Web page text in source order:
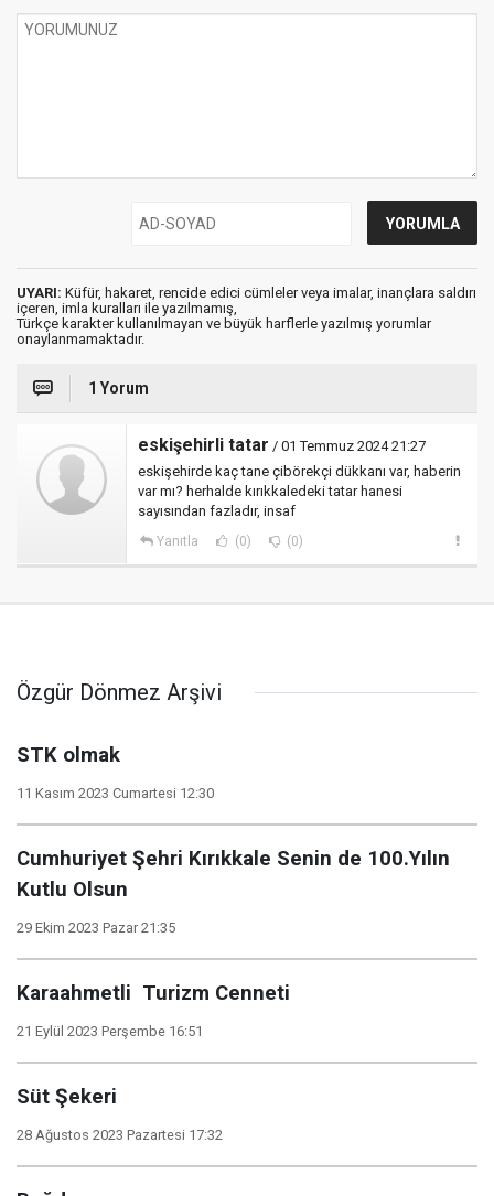
UYARI: Küfür, hakaret, rencide edici cümleler veya imalar, inançlara saldırı
içeren, imla kuralları ile yazılmamış,
Türkçe karakter kullanılmayan ve büyük harflerle yazılmış yorumlar
onaylanmamaktadır.
1 Yorum
eskişehirli tatar / 01 Temmuz 2024 21:27
eskişehirde kaç tane çibörekçi dükkanı var, haberin
var mı? herhalde kırıkkaledeki tatar hanesi
sayısından fazladır, insaf
Yanıtla (0) (0)
Özgür Dönmez Arşivi
STK olmak
11 Kasım 2023 Cumartesi 12:30
Cumhuriyet Şehri Kırıkkale Senin de 100.Yılın
Kutlu Olsun
29 Ekim 2023 Pazar 21:35
Karaahmetli Turizm Cenneti
21 Eylül 2023 Perşembe 16:51
Süt Şekeri
28 Ağustos 2023 Pazartesi 17:32